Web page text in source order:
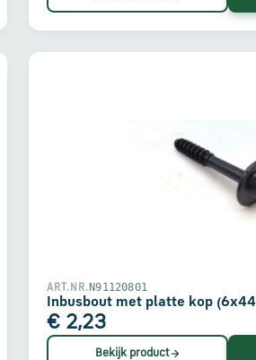
ART.NR. N91120801
Inbusbout met platte kop
€ 2,23
Bekijk product